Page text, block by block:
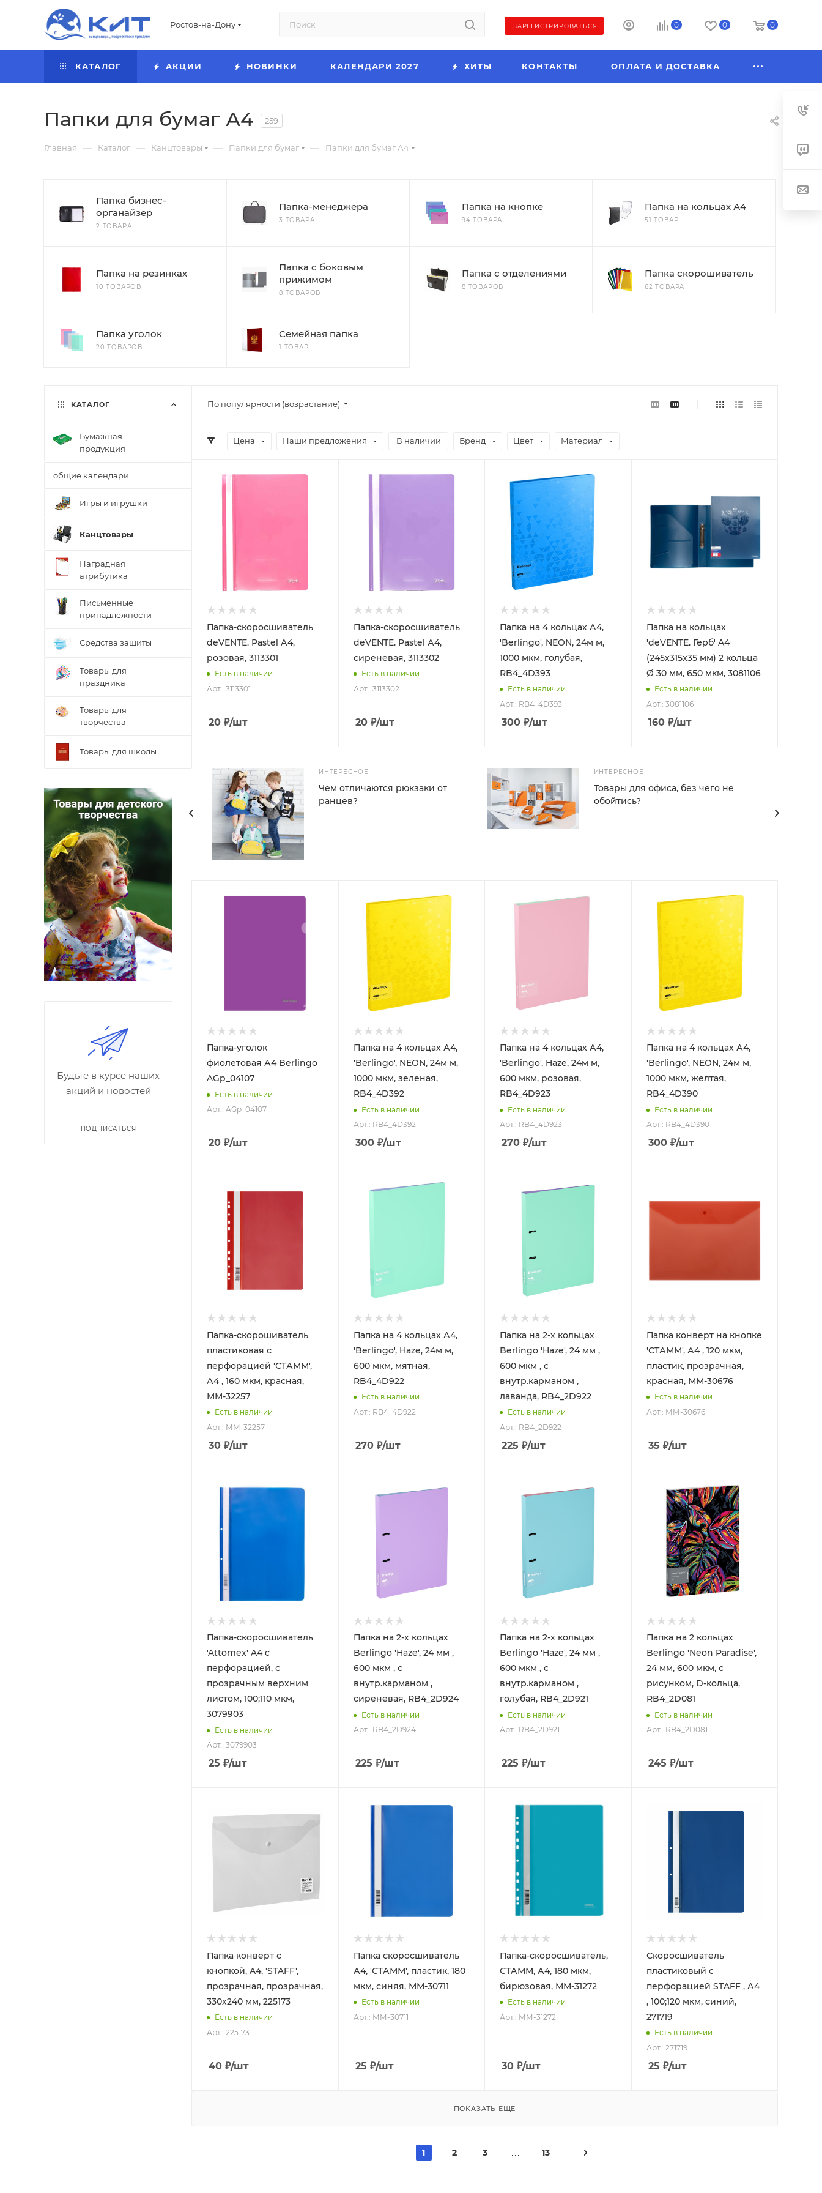
Ростов-на-Дону ЗАРЕГИСТРИРОВАТЬСЯ 0 0 0
КАТАЛОГ АКЦИИ НОВИНКИ КАЛЕНДАРИ 2027 ХИТЫ КОНТАКТЫ ОПЛАТА И ДОСТАВКА
Папки для бумаг А4 259
Главная — Каталог — Канцтовары — Папки для бумаг — Папки для бумаг А4
Папка бизнес-
органайзер
2 ТОВАРА
Папка-менеджера
3 ТОВАРА
Папка на кнопке
94 ТОВАРА
Папка на кольцах А4
51 ТОВАР
Папка на резинках
10 ТОВАРОВ
Папка с боковым
прижимом
8 ТОВАРОВ
Папка с отделениями
8 ТОВАРОВ
Папка скорошиватель
62 ТОВАРА
Папка уголок
20 ТОВАРОВ
Семейная папка
1 ТОВАР
По популярности (возрастание)
Цена Наши предложения В наличии Бренд Цвет Материал
Папка-скоросшиватель
deVENTE. Pastel А4,
розовая, 3113301
Есть в наличии
Арт.: 3113301
20 ₽/шт
Папка-скоросшиватель
deVENTE. Pastel А4,
сиреневая, 3113302
Есть в наличии
Арт.: 3113302
20₽/шт
Папка на 4 кольцах А4,
'Berlingo', NEON, 24м м,
1000 мкм, голубая,
RB4_4D393
Есть в наличии
Арт.: RB4_4D393
300 ₽/шт
Папка на кольцах
'deVENTE. Герб' A4
(245x315x35 мм) 2 кольца
Ø 30 мм, 650 мкм, 3081106
Есть в наличии
Арт.: 3081106
160₽/шт
ИНТЕРЕСНОЕ
Чем отличаются рюкзаки от
ранцев?
ИНТЕРЕСНОЕ
Товары для офиса, без чего не
обойтись?
Папка-уголок
фиолетовая А4 Berlingo
AGp_04107
Есть в наличии
Арт.: AGp_04107
20 ₽/шт
Папка на 4 кольцах А4,
'Berlingo', NEON, 24м м,
1000 мкм, зеленая,
RB4_4D392
Есть в наличии
Арт.: RB4_4D392
300₽/шт
Папка на 4 кольцах А4,
'Berlingo', Haze, 24м м,
600 мкм, розовая,
RB4_4D923
Есть в наличии
Арт.: RB4_4D923
270 ₽/шт
Папка на 4 кольцах А4,
'Berlingo', NEON, 24м м,
1000 мкм, желтая,
RB4_4D390
Есть в наличии
Арт.: RB4_4D390
300₽/шт
Папка-скорошиватель
пластиковая с
перфорацией 'СТАММ',
А4 , 160 мкм, красная,
ММ-32257
Есть в наличии
Арт.: ММ-32257
30 ₽/шт
Папка на 4 кольцах А4,
'Berlingo', Haze, 24м м,
600 мкм, мятная,
RB4_4D922
Есть в наличии
Арт.: RB4_4D922
270₽/шт
Папка на 2-х кольцах
Berlingo 'Haze', 24 мм ,
600 мкм , с
внутр.карманом ,
лаванда, RB4_2D922
Есть в наличии
Арт.: RB4_2D922
225 ₽/шт
Папка конверт на кнопке
'СТАММ', А4 , 120 мкм,
пластик, прозрачная,
красная, ММ-30676
Есть в наличии
Арт.: ММ-30676
35 ₽/шт
Папка-скоросшиватель
'Attomex' A4 с
перфорацией, с
прозрачным верхним
листом, 100;110 мкм,
3079903
Есть в наличии
Арт.: 3079903
25 ₽/шт
Папка на 2-х кольцах
Berlingo 'Haze', 24 мм ,
600 мкм , с
внутр.карманом ,
сиреневая, RB4_2D924
Есть в наличии
Арт.: RB4_2D924
225 ₽/шт
Папка на 2-х кольцах
Berlingo 'Haze', 24 мм ,
600 мкм , с
внутр.карманом ,
голубая, RB4_2D921
Есть в наличии
Арт.: RB4_2D921
225 ₽/шт
Папка на 2 кольцах
Berlingo 'Neon Paradise',
24 мм, 600 мкм, с
рисунком, D-кольца,
RB4_2D081
Есть в наличии
Арт.: RB4_2D081
245 ₽/шт
Папка конверт с
кнопкой, A4, 'STAFF',
прозрачная, прозрачная,
330х240 мм, 225173
Есть в наличии
Арт.: 225173
40 ₽/шт
Папка скоросшиватель
А4, 'СТАММ', пластик, 180
мкм, синяя, ММ-30711
Есть в наличии
Арт.: ММ-30711
25 ₽/шт
Папка-скоросшиватель,
СТАММ, А4, 180 мкм,
бирюзовая, ММ-31272
Есть в наличии
Арт.: ММ-31272
30 ₽/шт
Скоросшиватель
пластиковый с
перфорацией STAFF , А4
, 100;120 мкм, синий,
271719
Есть в наличии
Арт.: 271719
25 ₽/шт
ПОКАЗАТЬ ЕЩЕ
1 2 3 13
КАТАЛОГ
Бумажная
продукция
общие календари
Игры и игрушки
Канцтовары
Наградная
атрибутика
Письменные
принадлежности
Средства защиты
Товары для
праздника
Товары для
творчества
Товары для школы
Будьте в курсе наших
акций и новостей
ПОДПИСАТЬСЯ